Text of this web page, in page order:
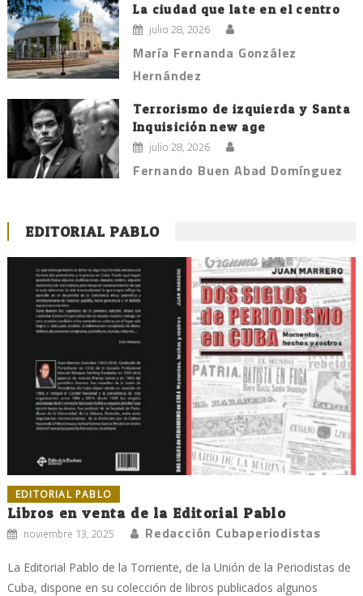
La ciudad que late en el centro
julio 28, 2026
María Fernanda González
Hernández
Terrorismo de izquierda y Santa
Inquisición new age
julio 28, 2026
Fernando Buen Abad Domínguez
EDITORIAL PABLO
EDITORIAL PABLO
Libros en venta de la Editorial Pablo
noviembre 13, 2025 Redacción Cubaperiodistas
La Editorial Pablo de la Torriente, de la Unión de la Periodistas de
Cuba, dispone en su colección de libros publicados algunos